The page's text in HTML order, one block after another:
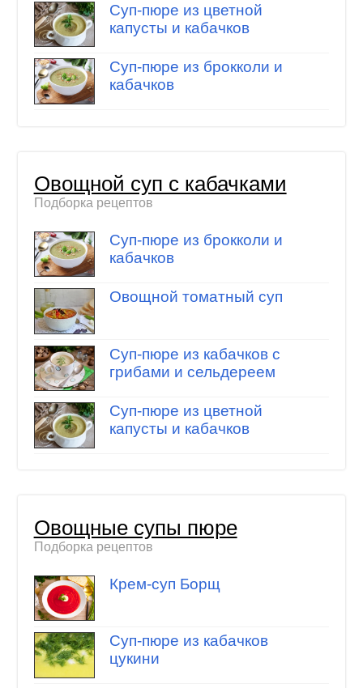
Суп-пюре из цветной
капусты и кабачков
Суп-пюре из брокколи и
кабачков
Овощной суп с кабачками
Подборка рецептов
Суп-пюре из брокколи и
кабачков
Овощной томатный суп
Суп-пюре из кабачков с
грибами и сельдереем
Суп-пюре из цветной
капусты и кабачков
Овощные супы пюре
Подборка рецептов
Крем-суп Борщ
Суп-пюре из кабачков
цукини